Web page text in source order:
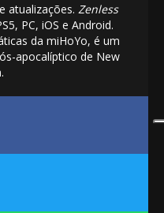
atualizações. Zenless
PC, iOS e Android.
da miHoYo, é um
apocalíptico de New